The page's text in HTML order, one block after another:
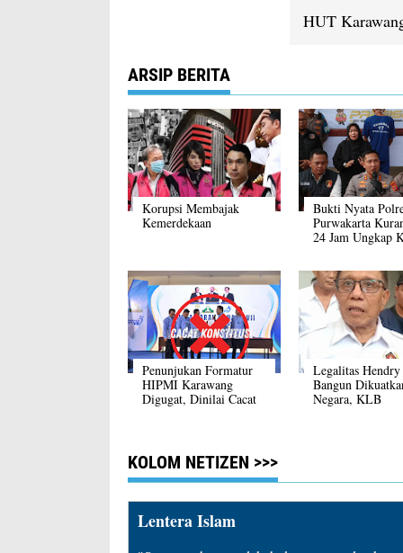
HUT
ARSIP BERITA
Korupsi Membajak
Kemerdekaan
Bukti Nyata
Purwakarta
24 Jam Ungkap
Penunjukan Formatur
HIPMI Karawang
Digugat, Dinilai Cacat
Legalitas
Bangun
Negara, KLB
KOLOM NETIZEN >>>
Lentera Islam